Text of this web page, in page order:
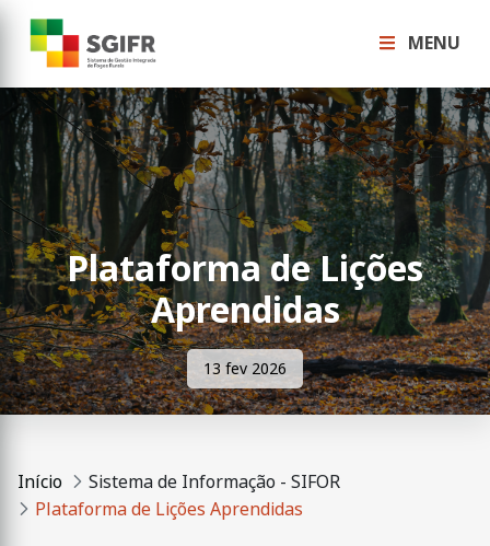
MENU
Plataforma de Lições
Aprendidas
13 fev 2026
Início
Sistema de Informação - SIFOR
Plataforma de Lições Aprendidas